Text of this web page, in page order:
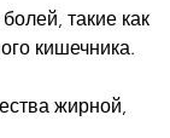
такие как
кишечника.
жирной,